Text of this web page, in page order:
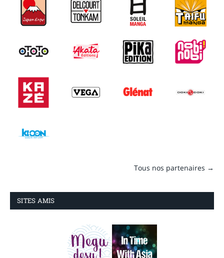
Tous nos partenaires →
SITES AMIS